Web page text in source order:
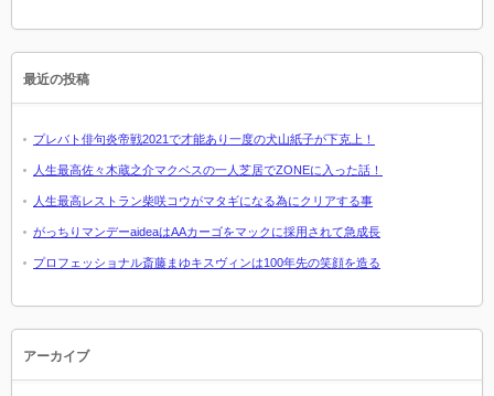
最近の投稿
プレバト俳句炎帝戦2021で才能あり一度の犬山紙子が下克上！
人生最高佐々木蔵之介マクベスの一人芝居でZONEに入った話！
人生最高レストラン柴咲コウがマタギになる為にクリアする事
がっちりマンデーaideaはAAカーゴをマックに採用されて急成長
プロフェッショナル斎藤まゆキスヴィンは100年先の笑顔を造る
アーカイブ